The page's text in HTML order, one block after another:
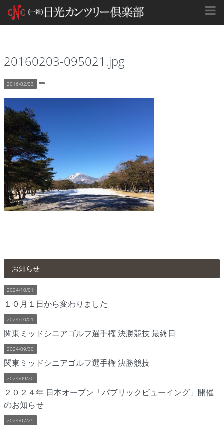
20160203-095021.jpg
2016/02/03
お知らせ
2024/10/01
１０月１日から変わりました
2024/10/01
関東ミッドシニアゴルフ選手権 決勝競技 最終日
2024/09/30
関東ミッドシニアゴルフ選手権 決勝競技
2024/09/20
２０２４年 日本オープン「パブリックビューイング」開催
のお知らせ
2024/07/29